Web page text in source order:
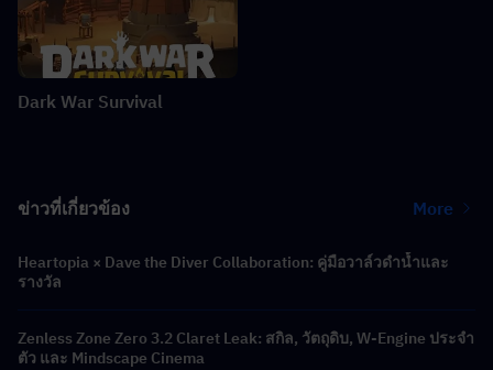
Dark War Survival
ข่าวที่เกี่ยวข้อง More
Heartopia × Dave the Diver Collaboration: คู่มือวาล์วดำน้ำและ
รางวัล
Zenless Zone Zero 3.2 Claret Leak: สกิล, วัตถุดิบ, W-Engine ประจำ
ตัว และ Mindscape Cinema